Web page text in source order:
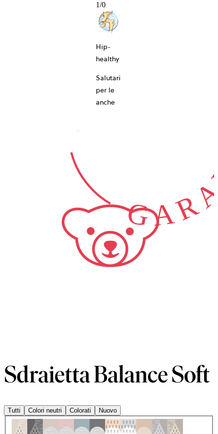
1/0
Hip-
healthy
Salutari
per le
anche
10-ANNI
Sdraietta Balance Soft
Tutti Colori neutri Colorati Nuovo